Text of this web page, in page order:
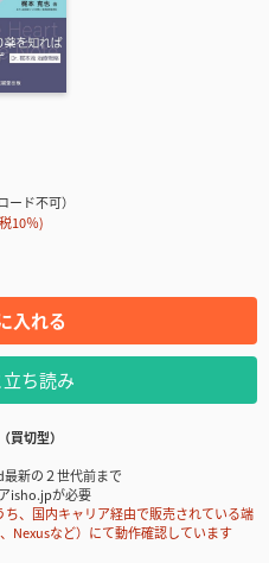
ド不可）
10％)
入れる
ち読み
買切型）
新の２世代前まで
isho.jpが必要
、国内キャリア経由で販売されている端
Nexusなど）にて動作確認しています